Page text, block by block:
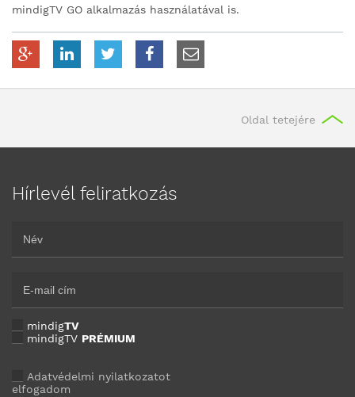
mindigTV GO alkalmazás használatával is.
Oldal tetejére
Hírlevél feliratkozás
mindigTV
mindigTV PRÉMIUM
Adatvédelmi nyilatkozatot
elfogadom